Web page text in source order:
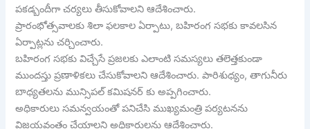
పకడ్బందీగా చర్యలు తీసుకోవాలని ఆదేశించారు.
ప్రారంభోత్సవాలకు శిలా ఫలకాల ఏర్పాటు, బహిరంగ సభకు కావలసిన
ఏర్పాట్లను చర్చించారు.
బహిరంగ సభకు విచ్చేసే ప్రజలకు ఎలాంటి సమస్యలు తలెత్తకుండా
ముందస్తు ప్రణాళికలు చేసుకోవాలని ఆదేశించారు. పారిశుధ్యం, తాగునీరు
బాధ్యతలను మున్సిపల్ కమిషనర్ కు అప్పగించారు.
అధికారులు సమన్వయంతో పనిచేసి ముఖ్యమంత్రి పర్యటనను
విజయవంతం చేయాలని అధికారులను ఆదేశించారు.